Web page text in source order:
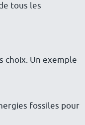
tous les
choix. Un exemple
fossiles pour